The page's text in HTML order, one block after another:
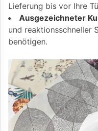
Lieferung bis vor Ihre
Ausgezeichneter
und reaktionsschneller
benötigen.